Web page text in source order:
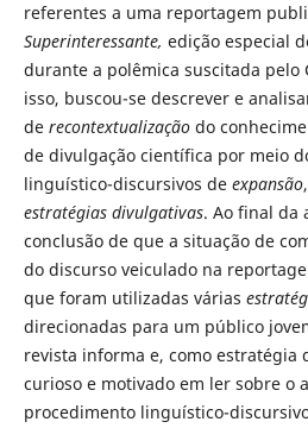
referentes a uma reportagem
Superinteressante, edição especial
durante a polêmica suscitada pelo
isso, buscou-se descrever e
de recontextualização do
de divulgação científica por meio
linguístico-discursivos de expansão,
estratégias divulgativas. Ao final da
conclusão de que a situação de
do discurso veiculado na
que foram utilizadas várias
direcionadas para um público
revista informa e, como estratégia
curioso e motivado em ler sobre o
procedimento linguístico-